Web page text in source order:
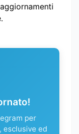
per
esclusive ed